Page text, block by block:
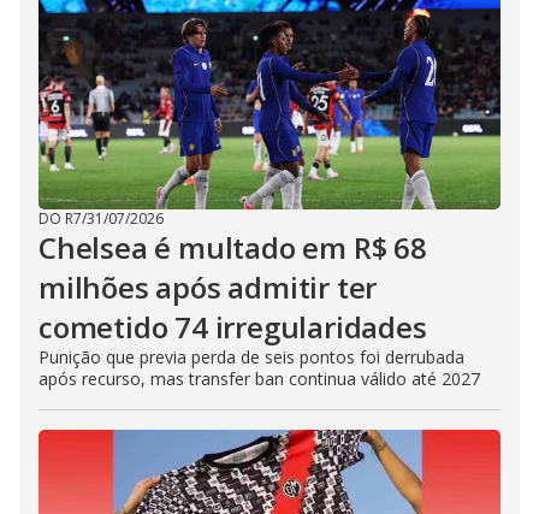
DO R7/31/07/2026
Chelsea é multado em R$ 68
milhões após admitir ter
cometido 74 irregularidades
Punição que previa perda de seis pontos foi derrubada
após recurso, mas transfer ban continua válido até 2027